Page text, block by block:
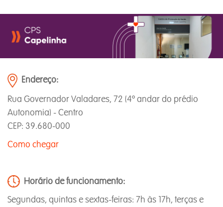
Endereço:
Rua Governador Valadares, 72 (4º andar do prédio
Autonomia) - Centro
CEP: 39.680-000
Como chegar
Horário de funcionamento:
Segundas, quintas e sextas-feiras: 7h às 17h, terças e